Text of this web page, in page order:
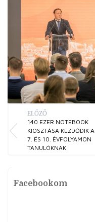
ELŐZŐ
140 EZER NOTEBOOK
KIOSZTÁSA KEZDŐDIK A
7. ÉS 10. ÉVFOLYAMON
TANULÓKNAK
Facebookom